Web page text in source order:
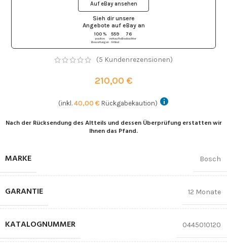
Sieh dir unsere
Angebote auf eBayan
100 %
positive
Bewertungen
559
verkaufte
Artikel
76
Beobachter
Auf eBay ansehen
(5 Kundenrezensionen)
210,00 €
(inkl. 40,00 € Rückgabekaution)
Nach der Rücksendung des Altteils und dessen Überprüfung erstatten wir
Ihnen das Pfand.
MARKE Bosch
GARANTIE 12 Monate
KATALOGNUMMER 0445010120